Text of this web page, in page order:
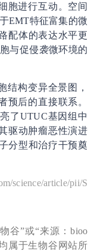
胞进行互动。空间
EMT特征富集的微
配体的表达水平更
与促侵袭微环境的
结构变异全景图，
预后的直接联系。
了UTUC基因组中
驱动肿瘤恶性演进
分型和治疗干预奠
science/article/pii/S
谷”或“来源：bioo
属于生物谷网站所